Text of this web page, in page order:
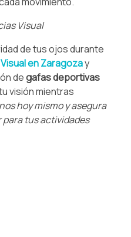
Visual
de tus ojos durante
en Zaragozay
degafas deportivas
visión mientras
hoy mismo y asegura
tus actividades